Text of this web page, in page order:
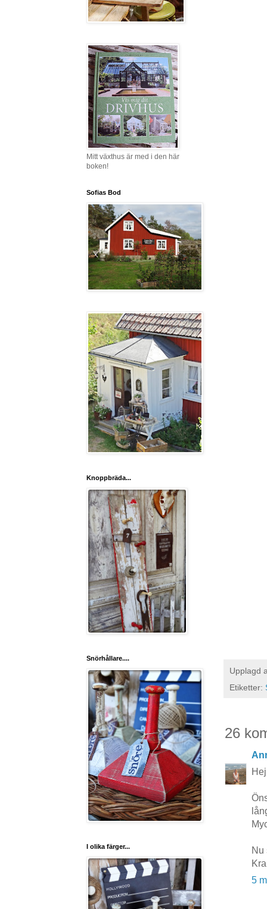
Upplagd
Etiketter:
26
Nu
5
Mitt växthus är med i den här
boken!
Sofias Bod
Knoppbräda...
Snörhållare....
I olika färger...